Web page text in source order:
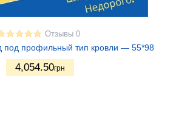
Отзывы 0
под профильный тип кровли — 55*98
4,054.50грн